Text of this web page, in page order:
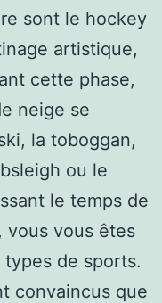
sont le hockey
artistique,
cette phase,
neige se
la toboggan,
ou le
le temps de
vous vous êtes
de sports.
convaincus que